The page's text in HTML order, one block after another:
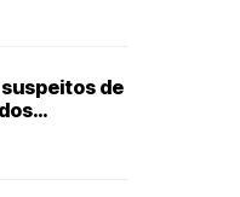
de